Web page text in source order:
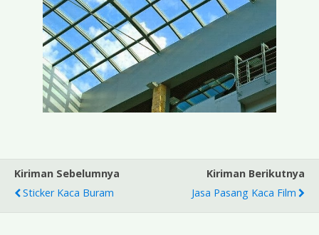
Kiriman Sebelumnya
Sticker Kaca Buram
Kiriman Berikutnya
Jasa Pasang Kaca Film